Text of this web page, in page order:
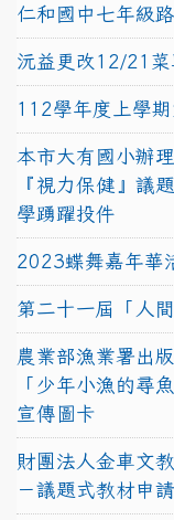
仁和國中七年級
沅益更改12/21
112學年度上學
本市大有國小辦
『視力保健』議
學踴躍投件
2023蝶舞嘉年華
第二十一屆「人
農業部漁業署出
「少年小漁的尋
宣傳圖卡
財團法人金車文
－議題式教材申